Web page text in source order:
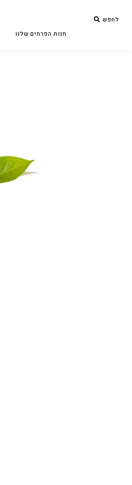
לחפש
חנות הפרחים שלנו